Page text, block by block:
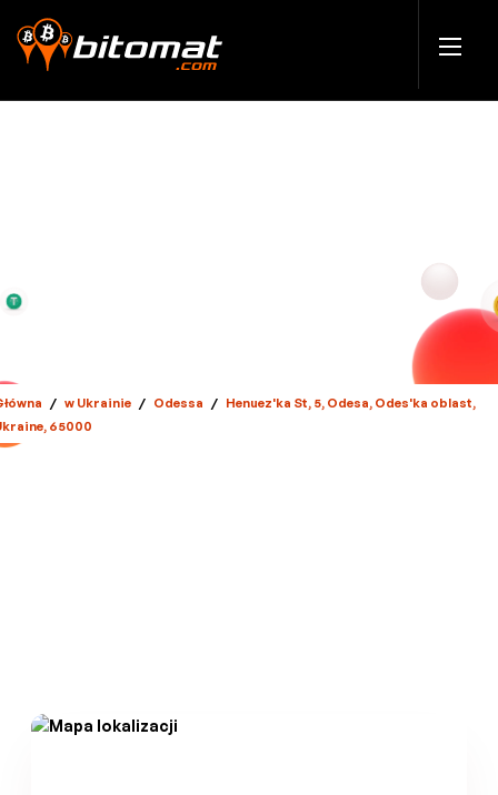
/ w Ukrainie / Odessa / Henuez'ka St, 5, Odesa, Odes'ka oblast,
65000